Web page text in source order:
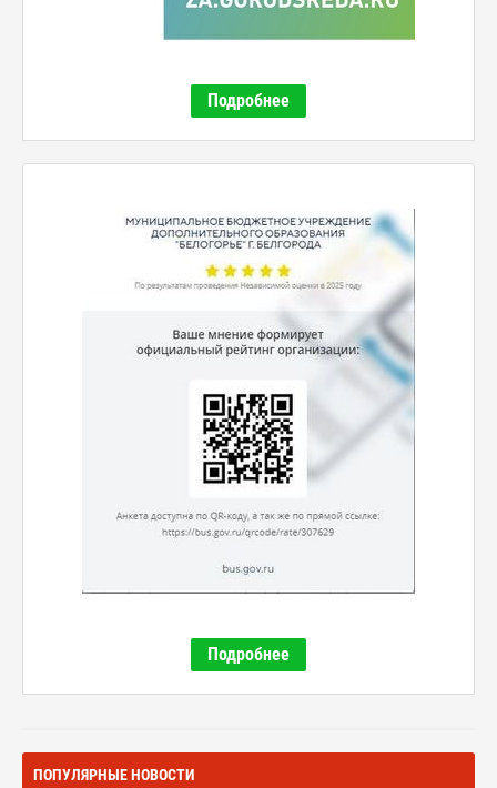
Подробнее
Подробнее
ПОПУЛЯРНЫЕ НОВОСТИ